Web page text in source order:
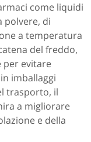
come liquidi
polvere, di
a temperatura
del freddo,
per evitare
imballaggi
trasporto, il
a migliorare
e della